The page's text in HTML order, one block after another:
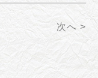
次へ >